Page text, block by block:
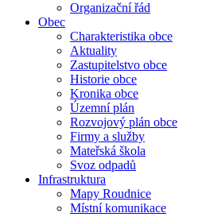
Organizační řád
Obec
Charakteristika obce
Aktuality
Zastupitelstvo obce
Historie obce
Kronika obce
Územní plán
Rozvojový plán obce
Firmy a služby
Mateřská škola
Svoz odpadů
Infrastruktura
Mapy Roudnice
Místní komunikace